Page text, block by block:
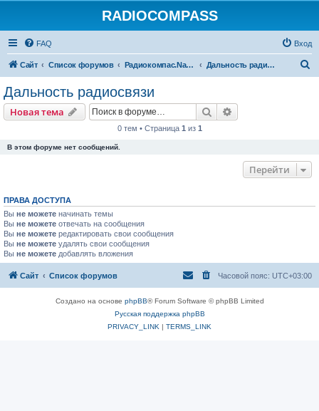
RADIOCOMPASS
FAQ Вход
Сайт Список форумов Радиокомпас.Navigator Дальность радиосвязи
Дальность радиосвязи
Новая тема Поиск
0 тем • Страница 1 из 1
В этом форуме нет сообщений.
Перейти
ПРАВА ДОСТУПА
Вы не можете начинать темы
Вы не можете отвечать на сообщения
Вы не можете редактировать свои сообщения
Вы не можете удалять свои сообщения
Вы не можете добавлять вложения
Сайт Список форумов Часовой пояс: UTC+03:00
Создано на основе phpBB® Forum Software © phpBB Limited
Русская поддержка phpBB
PRIVACY_LINK | TERMS_LINK